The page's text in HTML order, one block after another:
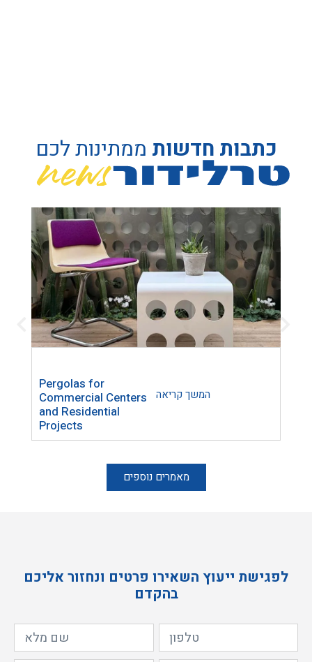
כתבות חדשות ממתינות לכם
Pergolas for
Commercial Centers
and Residential
Projects
המשך קריאה
מאמרים נוספים
לפגישת ייעוץ השאירו פרטים ונחזור אליכם
בהקדם